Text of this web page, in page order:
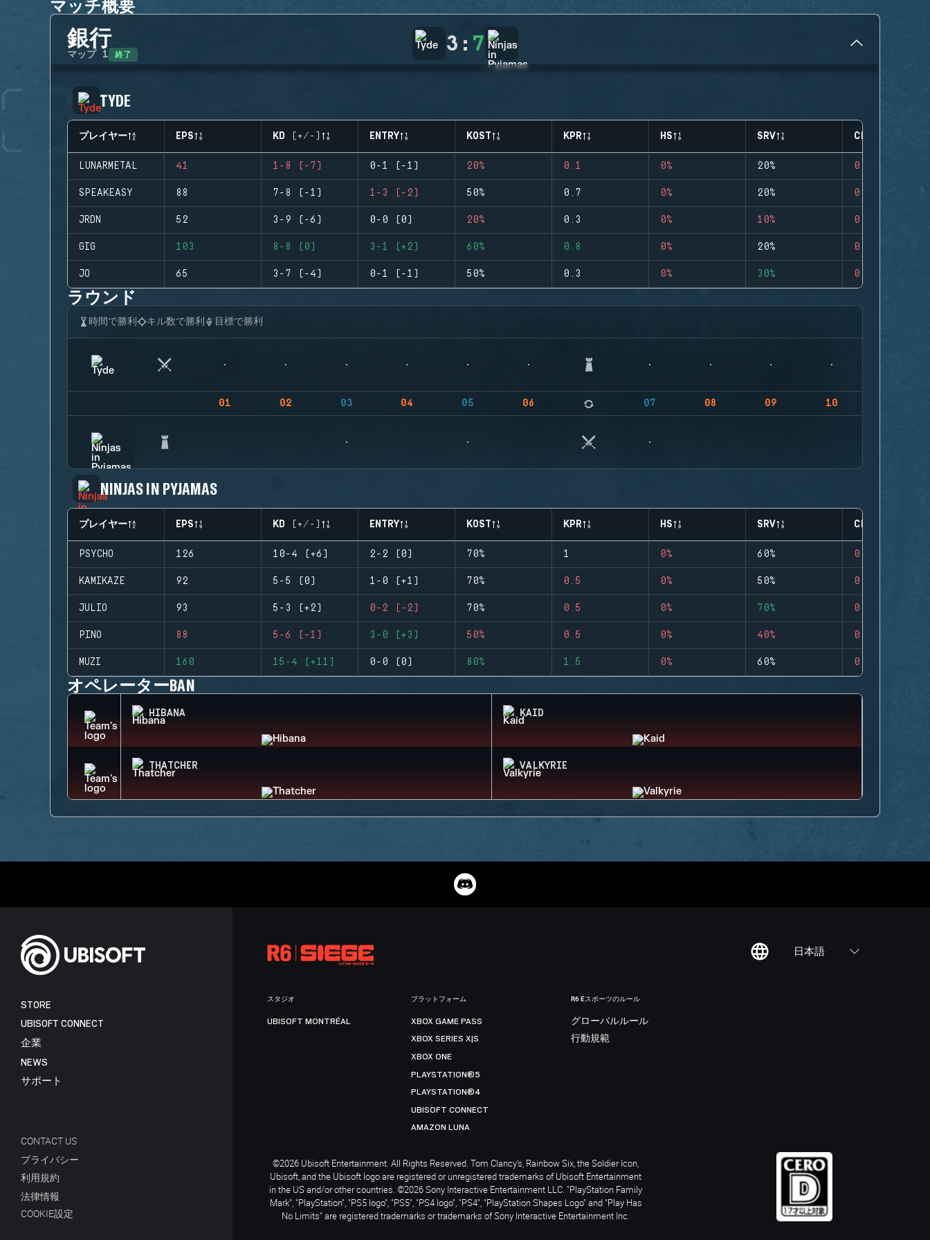
マッチ概要
銀行
マップ 1 終了 3 : 7
TYDE
プレイヤー EPS KD (+/-) ENTRY KOST KPR HS SRV CLUTCHES
LUNARMETAL 41 1-8 (-7) 0-1 (-1) 20% 0.1 0% 20% 0
SPEAKEASY 88 7-8 (-1) 1-3 (-2) 50% 0.7 0% 20% 0
JRDN 52 3-9 (-6) 0-0 (0) 20% 0.3 0% 10% 0
GIG 103 8-8 (0) 3-1 (+2) 60% 0.8 0% 20% 0
JO 65 3-7 (-4) 0-1 (-1) 50% 0.3 0% 30% 0
ラウンド
時間で勝利 キル数で勝利 目標で勝利
01 02 03 04 05 06 07 08 09 10
NINJAS IN PYJAMAS
プレイヤー EPS KD (+/-) ENTRY KOST KPR HS SRV CLUTCHES
PSYCHO 126 10-4 (+6) 2-2 (0) 70% 1 0% 60% 0
KAMIKAZE 92 5-5 (0) 1-0 (+1) 70% 0.5 0% 50% 0
JULIO 93 5-3 (+2) 0-2 (-2) 70% 0.5 0% 70% 0
PINO 88 5-6 (-1) 3-0 (+3) 50% 0.5 0% 40% 0
MUZI 160 15-4 (+11) 0-0 (0) 80% 1.5 0% 60% 0
オペレーターBAN
HIBANA KAID
THATCHER VALKYRIE
日本語
STORE
UBISOFT CONNECT
企業
NEWS
サポート
CONTACT US
プライバシー
利用規約
法律情報
COOKIE設定
スタジオ
UBISOFT MONTRÉAL
プラットフォーム
XBOX GAME PASS
XBOX SERIES X|S
XBOX ONE
PLAYSTATION®5
PLAYSTATION®4
UBISOFT CONNECT
AMAZON LUNA
R6 Eスポーツのルール
グローバルルール
行動規範
©2026 Ubisoft Entertainment. All Rights Reserved. Tom Clancy’s, Rainbow Six, the Soldier Icon,
Ubisoft, and the Ubisoft logo are registered or unregistered trademarks of Ubisoft Entertainment
in the US and/or other countries. ©2026 Sony Interactive Entertainment LLC. "PlayStation Family
Mark", "PlayStation", "PS5 logo", "PS5", "PS4 logo", "PS4", "PlayStation Shapes Logo" and "Play Has
No Limits" are registered trademarks or trademarks of Sony Interactive Entertainment Inc.